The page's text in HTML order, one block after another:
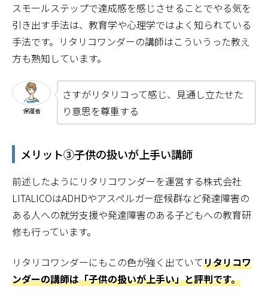
スモールステップで達成感を感じさせることでやる気を
引き出す手法は、教育学や心理学ではよく知られている
手法です。リタリコワンダーの講師はこういうった教え
方も熟知しています。
保護者
さすがリタリコって感じ、見通し立たせた
り意思を尊重する
メリット③子供の扱いが上手い講師
前述したようにリタリコワンダーを運営する株式会社
LITALICOはADHDやアスペルガー症候群など発達障害の
ある人への就労支援や発達障害のある子どもへの教育研
修も行っています。
リタリコワンダーにもこの色が強く出ていてリタリコワ
ンダーの講師は「子供の扱いが上手い」と評判です。